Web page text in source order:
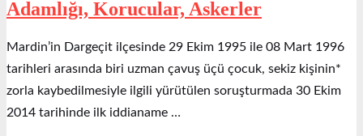
Adamlığı, Korucular, Askerler
Mardin’in Dargeçit ilçesinde 29 Ekim 1995 ile 08 Mart 1996
tarihleri arasında biri uzman çavuş üçü çocuk, sekiz kişinin*
zorla kaybedilmesiyle ilgili yürütülen soruşturmada 30 Ekim
2014 tarihinde ilk iddianame …